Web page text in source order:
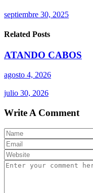
septiembre 30, 2025
Related Posts
ATANDO CABOS
agosto 4, 2026
julio 30, 2026
Write A Comment